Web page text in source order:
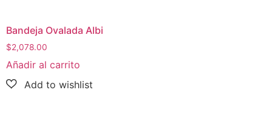
Bandeja Ovalada Albi
$2,078.00
Añadir al carrito